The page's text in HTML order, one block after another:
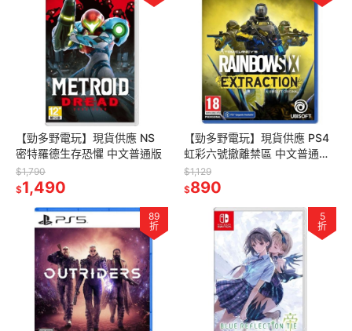
【勁多野電玩】現貨供應 NS
密特羅德生存恐懼 中文普通版
$1,790
$1,490
【勁多野電玩】現貨供應 PS4
虹彩六號撤離禁區 中文普通版
守護天使版
$1,129
$890
89
折
5
折